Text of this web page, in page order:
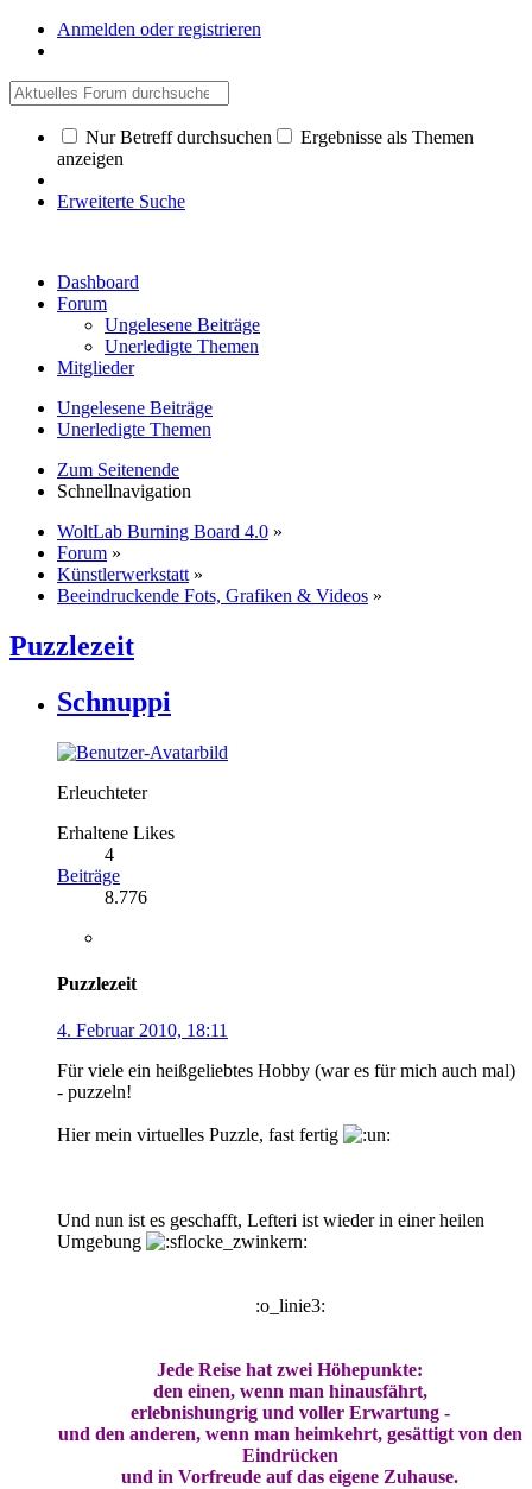
Anmelden oder registrieren
Nur Betreff durchsuchen
Ergebnisse als Themen
anzeigen
Erweiterte Suche
Dashboard
Forum
Ungelesene Beiträge
Unerledigte Themen
Mitglieder
Ungelesene Beiträge
Unerledigte Themen
Zum Seitenende
Schnellnavigation
WoltLab Burning Board 4.0 »
Forum »
Künstlerwerkstatt »
Beeindruckende Fots, Grafiken & Videos »
Puzzlezeit
Schnuppi
Erleuchteter
Erhaltene Likes
4
Beiträge
8.776
Puzzlezeit
4. Februar 2010, 18:11
Für viele ein heißgeliebtes Hobby (war es für mich auch mal)
- puzzeln!
Hier mein virtuelles Puzzle, fast fertig
Und nun ist es geschafft, Lefteri ist wieder in einer heilen
Umgebung
:o_linie3:
Jede Reise hat zwei Höhepunkte:
den einen, wenn man hinausfährt,
erlebnishungrig und voller Erwartung -
und den anderen, wenn man heimkehrt, gesättigt von den
Eindrücken
und in Vorfreude auf das eigene Zuhause.